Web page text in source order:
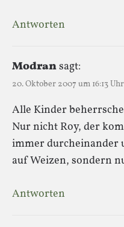
Antworten
Modransagt:
20. Oktober 2007 um 16:13 Uhr
Alle Kinder
Nur nicht Roy, der
immer durcheinander
auf Weizen, sondern
Antworten